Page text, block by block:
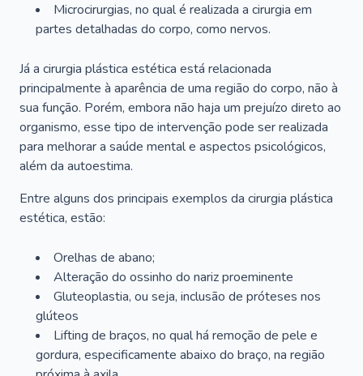
Microcirurgias, no qual é realizada a cirurgia em
partes detalhadas do corpo, como nervos.
Já a cirurgia plástica estética está relacionada
principalmente à aparência de uma região do corpo, não à
sua função. Porém, embora não haja um prejuízo direto ao
organismo, esse tipo de intervenção pode ser realizada
para melhorar a saúde mental e aspectos psicológicos,
além da autoestima.
Entre alguns dos principais exemplos da cirurgia plástica
estética, estão:
Orelhas de abano;
Alteração do ossinho do nariz proeminente
Gluteoplastia, ou seja, inclusão de próteses nos
glúteos
Lifting de braços, no qual há remoção de pele e
gordura, especificamente abaixo do braço, na região